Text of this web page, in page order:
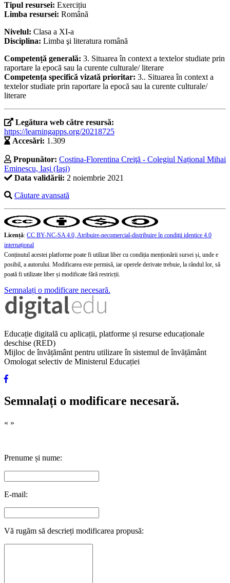
Tipul resursei: Exercițiu
Limba resursei: Română
Nivelul: Clasa a XI-a
Disciplina: Limba şi literatura română
Competență generală: 3. Situarea în context a textelor studiate prin
raportare la epocă sau la curente culturale/ literare
Competența specifică vizată prioritar: 3.. Situarea în context a
textelor studiate prin raportare la epocă sau la curente culturale/
literare
Legătura web către resursă:
https://learningapps.org/20218725
Accesări: 1.309
Propunător: Costina-Florentina Creiţă - Colegiul Național Mihai
Eminescu, Iași (Iaşi)
Data validării: 2 noiembrie 2021
Căutare avansată
Licență: CC BY-NC-SA 4.0, Atribuire-necomercial-distribuire în condiţii identice 4.0
internațional
Conținutul acestei platforme poate fi utilizat liber cu condiția menționării sursei și, unde e
posibil, a autorului. Modificarea este permisă, iar operele derivate trebuie, la rândul lor, să
poată fi utilizate liber și modificate fără restricții.
Semnalați o modificare necesară.
Educație digitală cu aplicații, platforme și resurse educaționale
deschise (RED)
Mijloc de învățământ pentru utilizare în sistemul de învățământ
Omologat selectiv de Ministerul Educației
Semnalați o modificare necesară.
« »
Prenume și nume:
E-mail:
Vă rugăm să descrieți modificarea propusă: